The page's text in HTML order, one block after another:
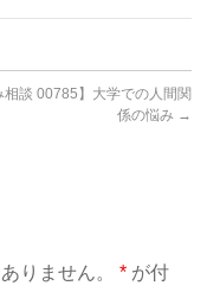
相談 00785】大学での人間関
係の悩み →
りません。 * が付